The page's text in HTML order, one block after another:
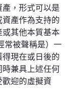
，形式可以是
產作為支持的
其他本質基本
常被聲稱是）一
現在或日後的
兼具上述任何
迎的虛擬資